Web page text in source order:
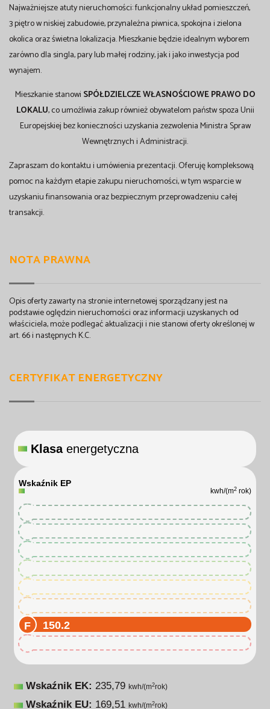
Najważniejsze atuty nieruchomości: funkcjonalny układ pomieszczeń,
3 piętro w niskiej zabudowie, przynależna piwnica, spokojna i zielona
okolica oraz świetna lokalizacja. Mieszkanie będzie idealnym wyborem
zarówno dla singla, pary lub małej rodziny, jak i jako inwestycja pod
wynajem.
Mieszkanie stanowi SPÓŁDZIELCZE WŁASNOŚCIOWE PRAWO DO
LOKALU, co umożliwia zakup również obywatelom państw spoza Unii
Europejskiej bez konieczności uzyskania zezwolenia Ministra Spraw
Wewnętrznych i Administracji.
Zapraszam do kontaktu i umówienia prezentacji. Oferuję kompleksową
pomoc na każdym etapie zakupu nieruchomości, w tym wsparcie w
uzyskaniu finansowania oraz bezpiecznym przeprowadzeniu całej
transakcji.
NOTA PRAWNA
Opis oferty zawarty na stronie internetowej sporządzany jest na
podstawie oględzin nieruchomości oraz informacji uzyskanych od
właściciela, może podlegać aktualizacji i nie stanowi oferty określonej w
art. 66 i następnych K.C.
CERTYFIKAT ENERGETYCZNY
Klasaenergetyczna
Wskaźnik EP
kwh/(m2 rok)
150.2
Wskaźnik EK: 235,79 kwh/(m2rok)
Wskaźnik EU: 169,51 kwh/(m2rok)